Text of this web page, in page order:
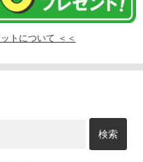
トについて ＜＜